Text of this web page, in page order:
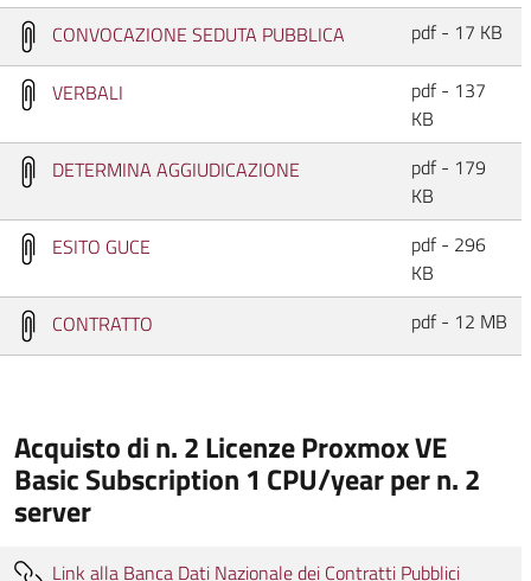
CONVOCAZIONE SEDUTA PUBBLICA
pdf - 17 KB
VERBALI
pdf - 137
KB
DETERMINA AGGIUDICAZIONE
pdf - 179
KB
ESITO GUCE
pdf - 296
KB
CONTRATTO
pdf - 12 MB
Acquisto di n. 2 Licenze Proxmox VE
Basic Subscription 1 CPU/year per n. 2
server
Link alla Banca Dati Nazionale dei Contratti Pubblici